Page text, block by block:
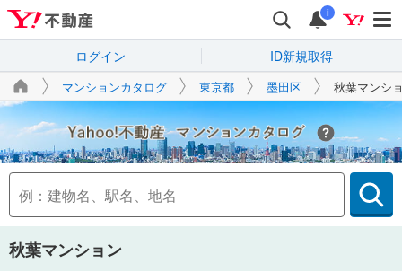
i
ログイン ID新規取得
マンションカタログ 東京都 墨田区 秋葉マンシ
Yahoo!不動産
秋葉マンション